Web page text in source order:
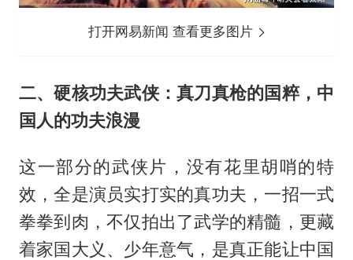
打开网易新闻 查看更多图片
二、硬核功夫武侠：真刀真枪的国粹，中
国人的功夫浪漫
这一部分的武侠片，没有花里胡哨的特
效，全是演员实打实的真功夫，一招一式
拳拳到肉，不仅拍出了武学的精髓，更藏
着家国大义、少年意气，是真正能让中国